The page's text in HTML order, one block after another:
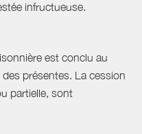
infructueuse.
est conclu au
présentes. La cession
partielle, sont